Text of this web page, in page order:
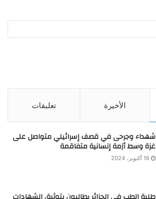
الأخيرة تعليقات
شهداء وجرحى في قصف إسرائيلي متواصل على
غزة وسط أزمة إنسانية متفاقمة
16 أكتوبر، 2024